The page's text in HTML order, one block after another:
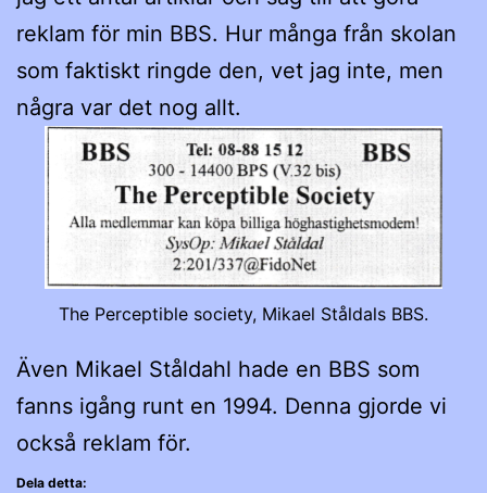
reklam för min BBS. Hur många från skolan
som faktiskt ringde den, vet jag inte, men
några var det nog allt.
The Perceptible society, Mikael Ståldals BBS.
Även Mikael Ståldahl hade en BBS som
fanns igång runt en 1994. Denna gjorde vi
också reklam för.
Dela detta: